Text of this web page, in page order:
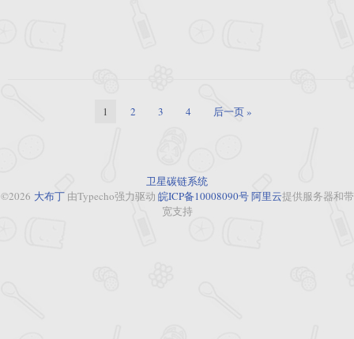
1 2 3 4 后一页 »
卫星碳链系统
©2026 大布丁由Typecho强力驱动 皖ICP备10008090号阿里云提供服务器和带
宽支持